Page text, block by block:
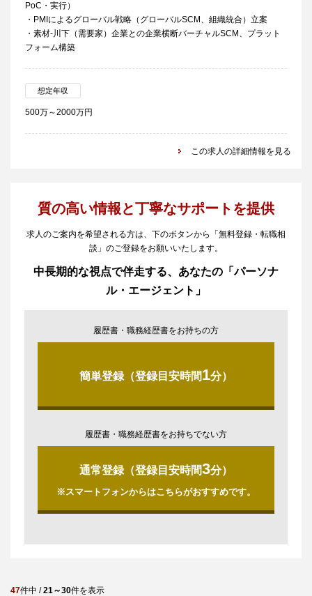
PoC・実行）
・PMIによるグローバル戦略（グローバルSCM、組織統合）立案
・素材-川下（需要家）企業との企業横断バーチャルSCM、プラット
フォーム構築
想定年収
500万～2000万円
この求人の詳細情報を見る
質の高い情報と丁寧なサポートを提供
求人のご案内を希望される方は、下のボタンから「無料登録・転職相
談」のご登録をお願いいたします。
中長期的な視点で伴走する、あなたの「パーソナ
ル・エージェント」
履歴書・職務経歴書をお持ちの方
簡単登録（登録目安時間1分）
履歴書・職務経歴書をお持ちでない方
通常登録（登録目安時間3分）
※スマートフォンからはこちらがおすすめです。
47件中 /21～30件を表示